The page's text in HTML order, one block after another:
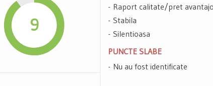
9
Raport calitate/pret
Stabila
Silentioasa
PUNCTE SLABE
Nu au fost identificate